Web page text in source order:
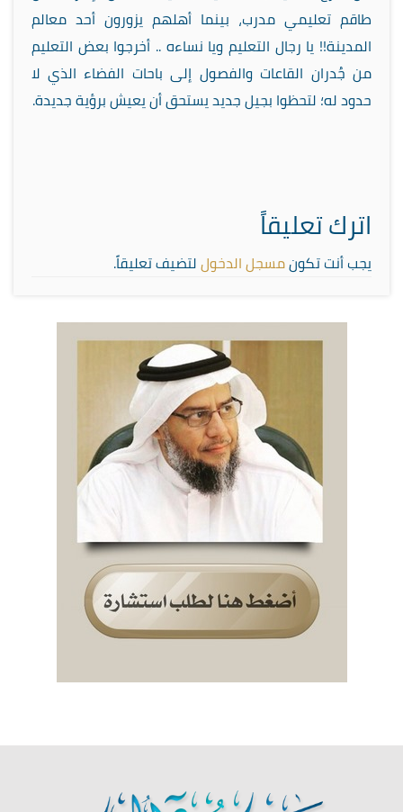
طاقم تعليمي مدرب، بينما أهلهم يزورون أحد معالم
المدينة!! يا رجال التعليم ويا نساءه .. أخرجوا بعض التعليم
من جُدران القاعات والفصول إلى باحات الفضاء الذي لا
حدود له؛ لتحظوا بجيل جديد يستحق أن يعيش برؤية جديدة.
اترك تعليقاً
يجب أنت تكونمسجل الدخوللتضيف تعليقاً.